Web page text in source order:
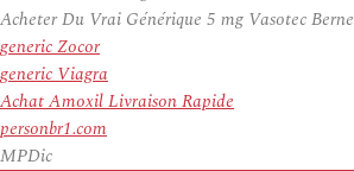
Acheter Du Vrai Générique 5 mg Vasotec Berne
generic Zocor
generic Viagra
Achat Amoxil Livraison Rapide
personbr1.com
MPDic